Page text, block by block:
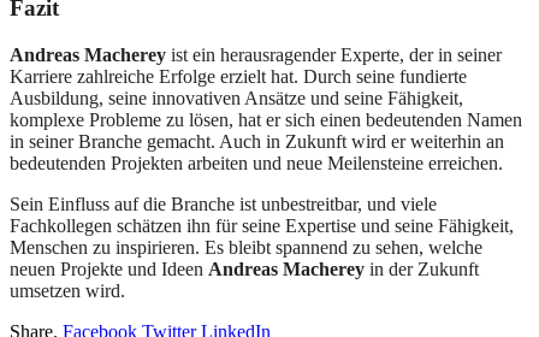
Fazit
Andreas Macherey ist ein herausragender Experte, der in seiner
Karriere zahlreiche Erfolge erzielt hat. Durch seine fundierte
Ausbildung, seine innovativen Ansätze und seine Fähigkeit,
komplexe Probleme zu lösen, hat er sich einen bedeutenden Namen
in seiner Branche gemacht. Auch in Zukunft wird er weiterhin an
bedeutenden Projekten arbeiten und neue Meilensteine erreichen.
Sein Einfluss auf die Branche ist unbestreitbar, und viele
Fachkollegen schätzen ihn für seine Expertise und seine Fähigkeit,
Menschen zu inspirieren. Es bleibt spannend zu sehen, welche
neuen Projekte und Ideen Andreas Macherey in der Zukunft
umsetzen wird.
Share. Facebook Twitter LinkedIn